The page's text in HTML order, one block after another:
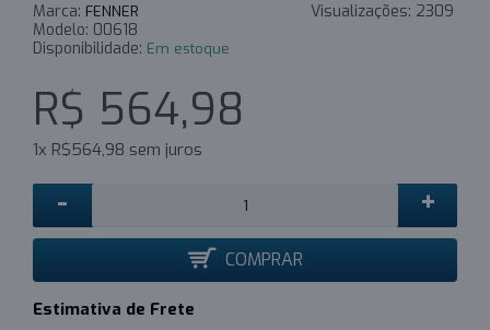
Visualizações: 2309
Marca: FENNER
Modelo: 00618
Disponibilidade: Em estoque
R$ 564,98
1x R$564,98 sem juros
- +
COMPRAR
Estimativa de Frete